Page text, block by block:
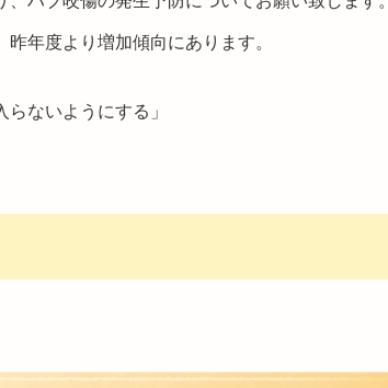
年度より増加傾向にあります。
ないようにする」